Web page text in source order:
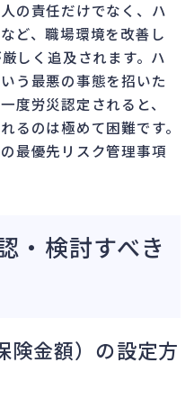
の責任だけでなく、ハ
ど、職場環境を改善し
しく追及されます。ハ
う最悪の事態を招いた
度労災認定されると、
るのは極めて困難です。
最優先リスク管理事項
・検討すべき
険金額）の設定方